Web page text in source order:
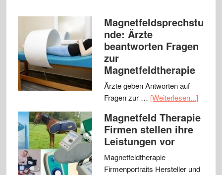
Magnetfeldsprechstu
nde: Ärzte
beantworten Fragen
zur
Magnetfeldtherapie
Ärzte geben Antworten auf
Fragen zur … [Weiterlesen...]
Magnetfeld Therapie
Firmen stellen ihre
Leistungen vor
Magnetfeldtherapie
Firmenportraits Hersteller und